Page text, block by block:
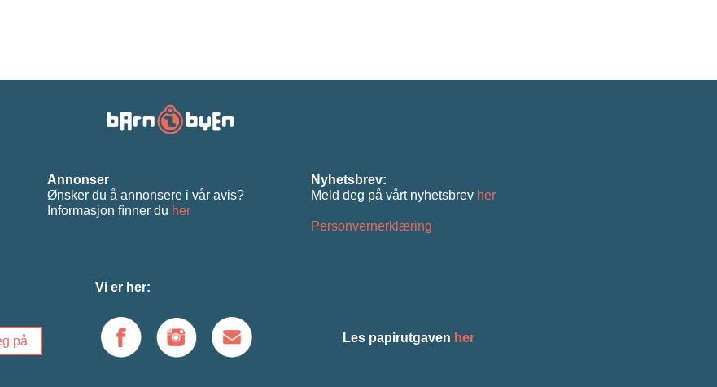
Annonser
Ønsker du å annonsere i vår avis?
Informasjon ﬁnner du her
Nyhetsbrev:
Meld deg på vårt nyhetsbrev her
Personvernerklæring
Vi er her:
Les papirutgaven her